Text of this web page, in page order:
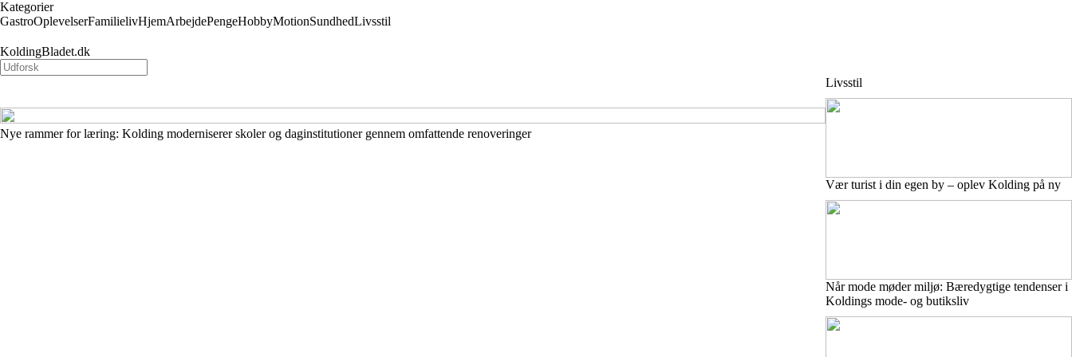
Kategorier
GastroOplevelserFamilielivHjemArbejdePengeHobbyMotionSundhedLivsstil
KoldingBladet.dk
Nye rammer for læring: Kolding moderniserer skoler og daginstitutioner gennem omfattende renoveringer
Livsstil
Vær turist i din egen by – oplev Kolding på ny
Når mode møder miljø: Bæredygtige tendenser i
Koldings mode- og butiksliv